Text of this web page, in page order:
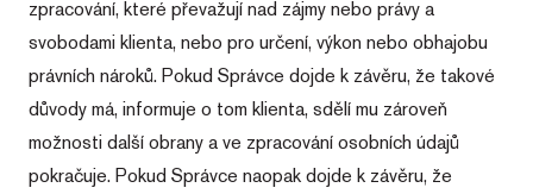
zpracování, které převažují nad zájmy nebo právy a
svobodami klienta, nebo pro určení, výkon nebo obhajobu
právních nároků. Pokud Správce dojde k závěru, že takové
důvody má, informuje o tom klienta, sdělí mu zároveň
možnosti další obrany a ve zpracování osobních údajů
pokračuje. Pokud Správce naopak dojde k závěru, že